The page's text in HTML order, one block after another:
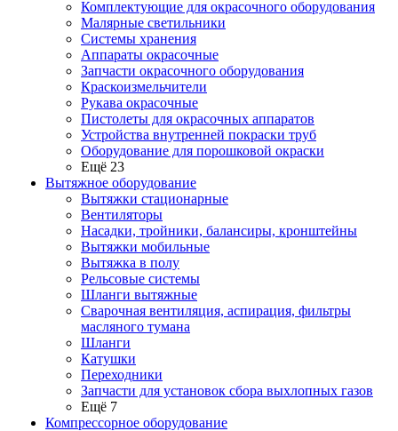
Комплектующие для окрасочного оборудования
Малярные светильники
Системы хранения
Аппараты окрасочные
Запчасти окрасочного оборудования
Краскоизмельчители
Рукава окрасочные
Пистолеты для окрасочных аппаратов
Устройства внутренней покраски труб
Оборудование для порошковой окраски
Ещё 23
Вытяжное оборудование
Вытяжки стационарные
Вентиляторы
Насадки, тройники, балансиры, кронштейны
Вытяжки мобильные
Вытяжка в полу
Рельсовые системы
Шланги вытяжные
Сварочная вентиляция, аспирация, фильтры
масляного тумана
Шланги
Катушки
Переходники
Запчасти для установок сбора выхлопных газов
Ещё 7
Компрессорное оборудование